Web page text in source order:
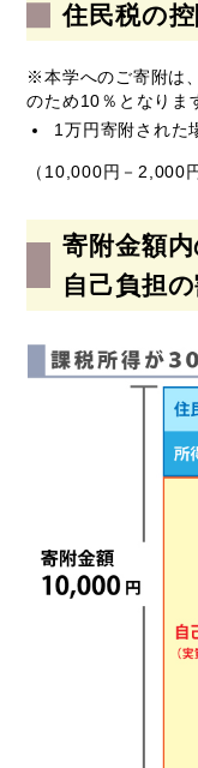
住民税の
※本学へのご寄附は
のため10％となりま
1万円寄附された
（10,000円－2,000
寄附金額
自己負担